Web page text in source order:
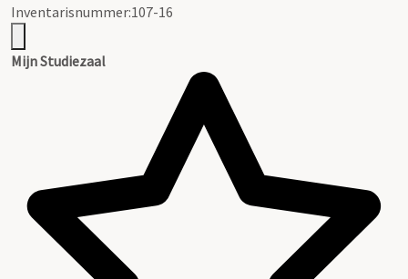
Inventarisnummer:107-16
Mijn Studiezaal